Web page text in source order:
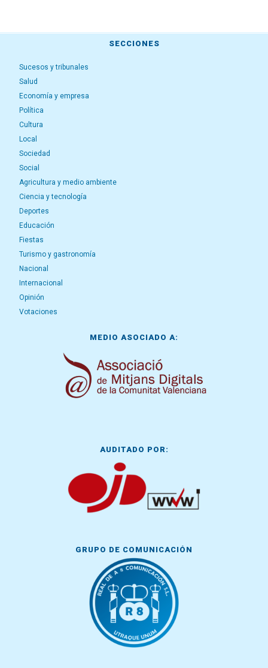
SECCIONES
Sucesos y tribunales
Salud
Economía y empresa
Política
Cultura
Local
Sociedad
Social
Agricultura y medio ambiente
Ciencia y tecnología
Deportes
Educación
Fiestas
Turismo y gastronomía
Nacional
Internacional
Opinión
Votaciones
MEDIO ASOCIADO A:
AUDITADO POR:
GRUPO DE COMUNICACIÓN